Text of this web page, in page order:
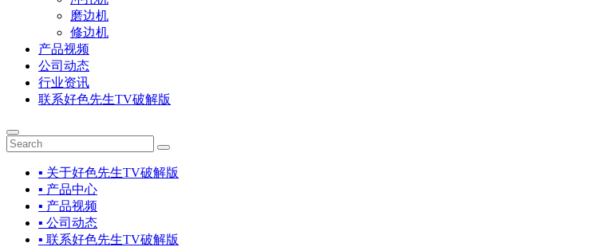
磨边机
修边机
产品视频
公司动态
行业资讯
联系好色先生TV破解版
▪ 关于好色先生TV破解版
▪ 产品中心
▪ 产品视频
▪ 公司动态
▪ 联系好色先生TV破解版